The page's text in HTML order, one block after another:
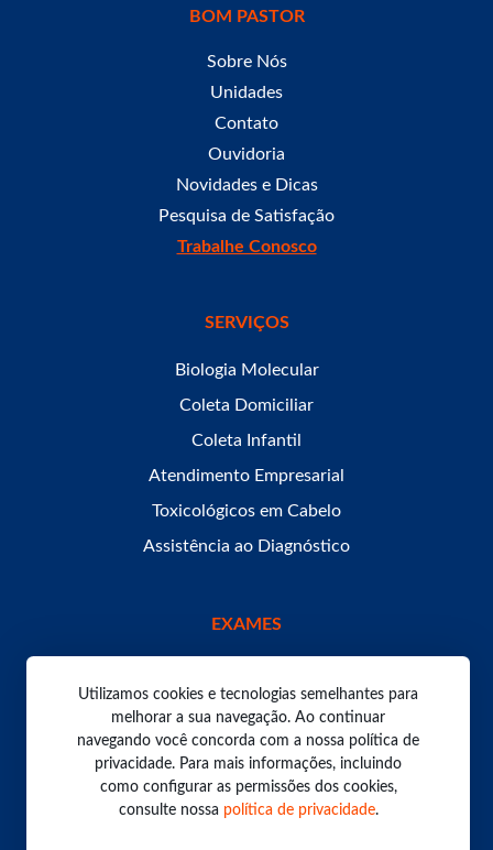
BOM PASTOR
Sobre Nós
Unidades
Contato
Ouvidoria
Novidades e Dicas
Pesquisa de Satisfação
Trabalhe Conosco
SERVIÇOS
Biologia Molecular
Coleta Domiciliar
Coleta Infantil
Atendimento Empresarial
Toxicológicos em Cabelo
Assistência ao Diagnóstico
EXAMES
Todos os direitos reservados. Laboratório Bom Pastor
2026.
Política de Privacidade
Utilizamos cookies e tecnologias semelhantes para
melhorar a sua navegação. Ao continuar
navegando você concorda com a nossa política de
privacidade. Para mais informações, incluindo
como configurar as permissões dos cookies,
consulte nossa política de privacidade.